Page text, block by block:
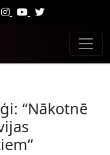
“Nākotnē